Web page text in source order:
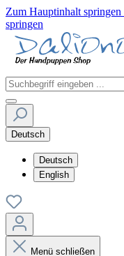
Zum Hauptinhalt springen
springen
Deutsch
Deutsch
English
Menü schließen